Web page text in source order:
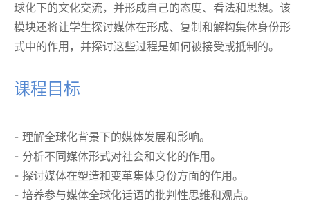
球化下的文化交流，并形成自己的态度、看法和思想。该
模块还将让学生探讨媒体在形成、复制和解构集体身份形
式中的作用，并探讨这些过程是如何被接受或抵制的。
课程目标
- 理解全球化背景下的媒体发展和影响。
- 分析不同媒体形式对社会和文化的作用。
- 探讨媒体在塑造和变革集体身份方面的作用。
- 培养参与媒体全球化话语的批判性思维和观点。